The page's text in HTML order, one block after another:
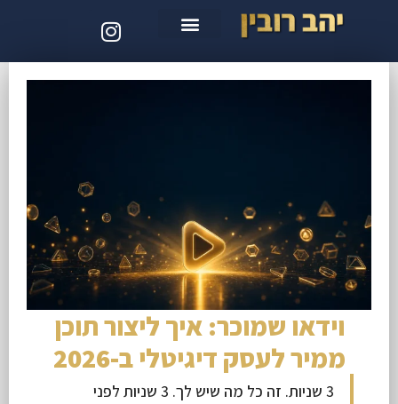
וידאו שמוכר: איך ליצור תוכן
ממיר לעסק דיגיטלי ב-2026
3 שניות. זה כל מה שיש לך. 3 שניות לפני